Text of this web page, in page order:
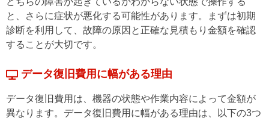
と、さらに症状が悪化する可能性があります。まずは初期
診断を利用して、故障の原因と正確な見積もり金額を確認
することが大切です。
データ復旧費用に幅がある理由
データ復旧費用は、機器の状態や作業内容によって金額が
異なります。データ復旧費用に幅がある理由は、以下の3つ